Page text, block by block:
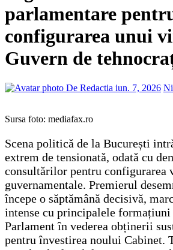
parlamentare
configurarea unui
Guvern de
De Redactia iun. 7, 2026
Sursa foto: mediafax.ro
Scena politică de la București
extrem de tensionată, odată cu
consultărilor pentru configurarea
guvernamentale. Premierul
începe o săptămână decisivă,
intense cu principalele
Parlament în vederea obținerii
pentru învestirea noului Cabinet.